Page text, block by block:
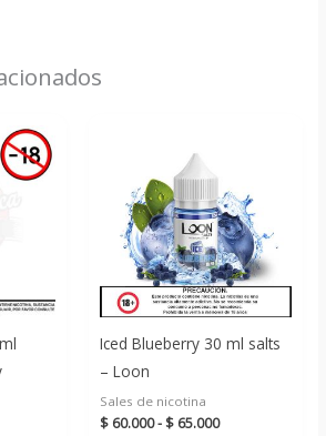
Iced Blueberry 30 ml salts
– Loon
Sales de nicotina
$ 60.000- $ 65.000Rango